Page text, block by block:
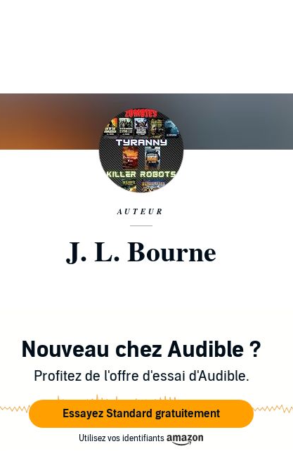
AUTEUR
J. L. Bourne
Nouveau chez Audible ?
Profitez de l'offre d'essai d'Audible.
Essayez Standard gratuitement
Utilisez vos identifiants